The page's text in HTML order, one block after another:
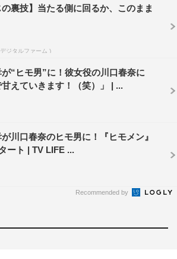
の裏技】当たる側に回るか、このまま
ジタルファーム )
“ヒモ男”に！彼女役の川口春奈に
甘えていきます！（笑）」 | ...
川口春奈のヒモ男に！『ヒモメン』
ート | TV LIFE ...
Recommended by